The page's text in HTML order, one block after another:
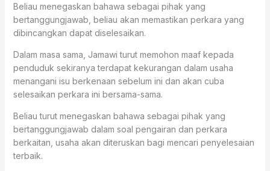
Beliau menegaskan bahawa sebagai pihak yang
bertanggungjawab, beliau akan memastikan perkara yang
dibincangkan dapat diselesaikan.
Dalam masa sama, Jamawi turut memohon maaf kepada
penduduk sekiranya terdapat kekurangan dalam usaha
menangani isu berkenaan sebelum ini dan akan cuba
selesaikan perkara ini bersama-sama.
Beliau turut menegaskan bahawa sebagai pihak yang
bertanggungjawab dalam soal pengairan dan perkara
berkaitan, usaha akan diteruskan bagi mencari penyelesaian
terbaik.